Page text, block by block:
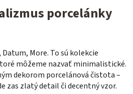
porcelánky
More. To sú kolekcie
môžeme nazvať minimalistické.
dekorom porcelánová čistota –
zas zlatý detail či decentný vzor.